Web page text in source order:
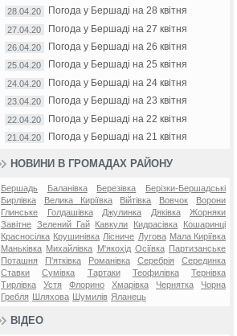
28.04.20 Погода у Бершаді на 28 квітня
27.04.20 Погода у Бершаді на 27 квітня
26.04.20 Погода у Бершаді на 26 квітня
25.04.20 Погода у Бершаді на 25 квітня
24.04.20 Погода у Бершаді на 24 квітня
23.04.20 Погода у Бершаді на 23 квітня
22.04.20 Погода у Бершаді на 22 квітня
21.04.20 Погода у Бершаді на 21 квітня
НОВИНИ В ГРОМАДАХ РАЙОНУ
Бершадь Баланівка Березівка
Берізки-Бершадські
Бирлівка
Велика Киріївка Війтівка Вовчок
Ворони
Глинське
Голдашівка Джулинка Дяківка
Жорняки
Завітне Зелений Гай Кавкули Кидрасівка
Кошаринці
Красносілка Крушинівка Лісниче Лугова Мала Киріївка
Маньківка Михайлівка М'якохід Осіївка
Партизанське
Поташня
П'ятківка Романівка Серебрія
Серединка
Ставки
Сумівка Тартаки Теофилівка
Тернівка
Тирлівка
Устя Флорино Хмарівка Чернятка
Чорна
Гребля Шляхова Шумилів Яланець
ВІДЕО